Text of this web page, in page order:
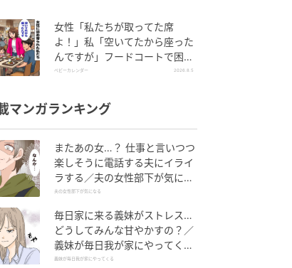
女性「私たちが取ってた席
よ！」私「空いてたから座った
んですが」フードコートで困
惑…⇒そこへ女性の旦那さんが
ベビーカレンダー 2026.8.5
マンガランキング
またあの女…？ 仕事と言いつつ
楽しそうに電話する夫にイライ
ラする／夫の女性部下が気にな
る（1）【夫婦の危機 まんが】
夫の女性部下が気になる
毎日家に来る義妹がストレス…
どうしてみんな甘やかすの？／
義妹が毎日我が家にやってくる
（1）【義父母がシンドイんで
義妹が毎日我が家にやってくる